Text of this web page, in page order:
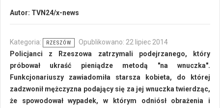
Autor: TVN24/x-news
Kategoria: RZESZÓW
Opublikowano: 22 lipiec 2014
Policjanci z Rzeszowa zatrzymali podejrzanego, który
próbował ukraść pieniądze metodą "na wnuczka".
Funkcjonariuszy zawiadomiła starsza kobieta, do której
zadzwonił mężczyzna podający się za jej wnuczka twierdząc,
że spowodował wypadek, w którym odniósł obrażenia i